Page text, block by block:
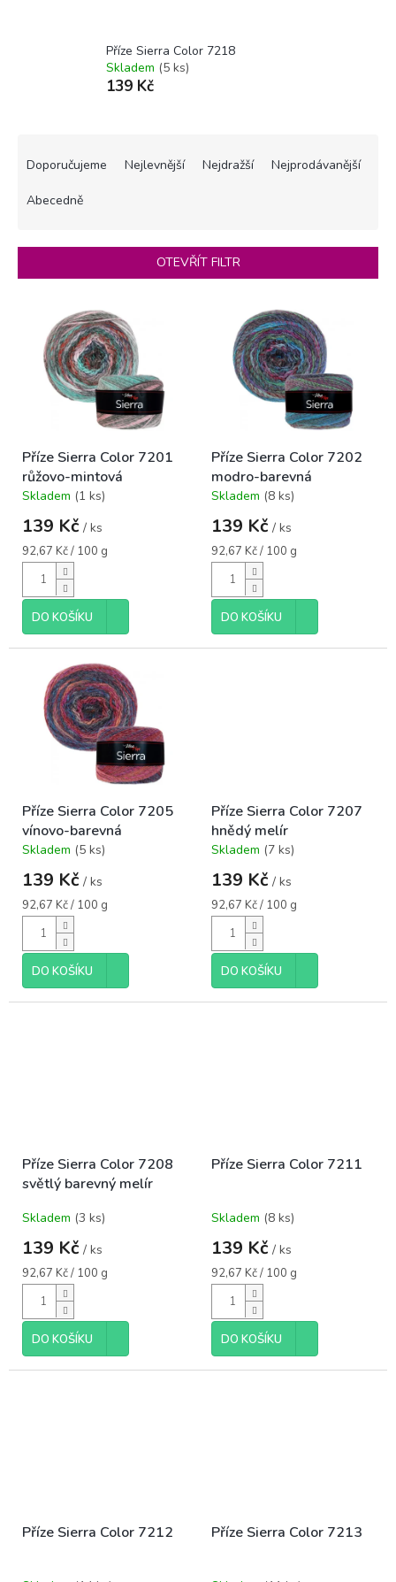
Příze Sierra Color 7218
Skladem (5 ks)
139 Kč
e
r
Doporučujeme Nejlevnější Nejdražší Nejprodávanější
Abecedně
OTEVŘÍT FILTR
d
u
k
ů
Příze Sierra Color 7201
růžovo-mintová
Průměrné
hodnocení
produktu
je
5,0
5
hvězdiček.
Skladem (1 ks)
139 Kč / ks
Měrná
cena:
92,67 Kč / 100 g
DO KOŠÍKU
Příze Sierra Color 7202
modro-barevná
Průměrné
hodnocení
produktu
je
5,0
5
hvězdiček.
Skladem (8 ks)
139 Kč / ks
Měrná
cena:
92,67 Kč / 100 g
DO KOŠÍKU
Příze Sierra Color 7205
vínovo-barevná
Průměrné
hodnocení
produktu
je
5,0
5
hvězdiček.
Skladem (5 ks)
139 Kč / ks
Měrná
cena:
92,67 Kč / 100 g
DO KOŠÍKU
Příze Sierra Color 7207
hnědý melír
Průměrné
hodnocení
produktu
je
5,0
5
hvězdiček.
Skladem (7 ks)
139 Kč / ks
Měrná
cena:
92,67 Kč / 100 g
DO KOŠÍKU
Příze Sierra Color 7208
světlý barevný melír
Skladem (3 ks)
139 Kč / ks
Měrná
cena:
92,67 Kč / 100 g
DO KOŠÍKU
Příze Sierra Color 7211
Skladem (8 ks)
139 Kč / ks
Měrná
cena:
92,67 Kč / 100 g
DO KOŠÍKU
Příze Sierra Color 7212 Příze Sierra Color 7213